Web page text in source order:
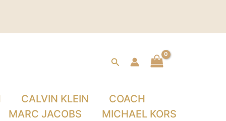
Buscar
CALVIN KLEIN
COACH
MARC JACOBS
MICHAEL KORS